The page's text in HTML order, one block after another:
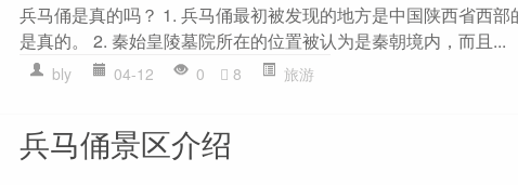
兵马俑是真的吗？ 1. 兵马俑最初被发现的地方是中国陕西省西
是真的。 2. 秦始皇陵墓院所在的位置被认为是秦朝境内，而且...
bly 04-12 0 8 旅游
兵马俑景区介绍